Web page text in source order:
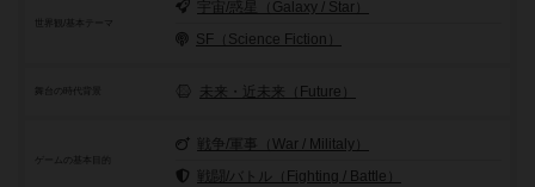
世界観/基本テーマ
宇宙/惑星（Galaxy / Star）
SF（Science Fiction）
舞台の時代背景 未来・近未来（Future）
ゲームの基本目的
戦争/軍事（War / Militaly）
戦闘/バトル（Fighting / Battle）